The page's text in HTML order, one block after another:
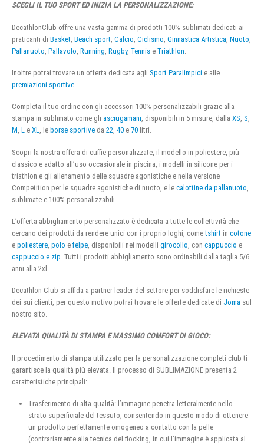
SCEGLI IL TUO SPORT ED INIZIA LA PERSONALIZZAZIONE:
DecathlonClub offre una vasta gamma di prodotti 100% sublimati dedicati ai
praticanti di Basket Beach sport Calcio Ciclismo Ginnastica Artistica Nuoto
Pallanuoto Pallavolo Running Rugby, Tennis e Triathlon
Inoltre potrai trovare un offerta dedicata agli Sport Paralimpici e alle
premiazioni sportive
Completa il tuo ordine con gli accessori 100% personalizzabili grazie alla
stampa in sublimato come gli asciugamani, disponibili in 5 misure, dalla XS, S,
M, L e XL, le borse sportive da 22, 40 e 70 litri.
Scopri la nostra offera di cuffie personalizzate, il modello in poliestere, più
classico e adatto all’uso occasionale in piscina, i modelli in silicone per i
triathlon e gli allenamento delle squadre agonistiche e nella versione
Competition per le squadre agonistiche di nuoto, e le calottine da pallanuoto
sublimate e 100% personalizzabili
L’offerta abbigliamento personalizzato è dedicata a tutte le collettività che
cercano dei prodotti da rendere unici con i proprio loghi, cometshirt in cotone
e poliestere polo e felpe , disponibili nei modelli girocollo , con cappuccio e
cappuccio e zip . Tutti i prodotti abbigliamento sono ordinabili dalla taglia 5/6
anni alla 2xl.
Decathlon Club si affida a partner leader del settore per soddisfare le richieste
dei sui clienti, per questo motivo potrai trovare le offerte dedicate di Joma sul
nostro sito.
ELEVATA QUALITÀ DI STAMPA E MASSIMO COMFORT DI GIOCO:
Il procedimento di stampa utilizzato per la personalizzazione completi club ti
garantisce la qualità più elevata. Il processo di SUBLIMAZIONE presenta 2
caratteristiche principali:
Trasferimento di alta qualità: l’immagine penetra letteralmente nello
strato superficiale del tessuto, consentendo in questo modo di ottenere
un prodotto perfettamente omogeneo a contatto con la pelle
(contrariamente alla tecnica del flocking, in cui l’immagine è applicata al